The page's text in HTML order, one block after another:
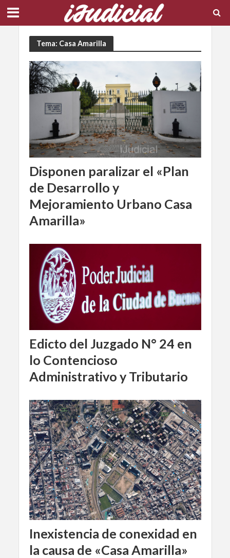
Tema: Casa Amarilla
Disponen paralizar el «Plan
de Desarrollo y
Mejoramiento Urbano Casa
Amarilla»
Edicto del Juzgado N° 24 en
lo Contencioso
Administrativo y Tributario
Inexistencia de conexidad en
la causa de «Casa Amarilla»